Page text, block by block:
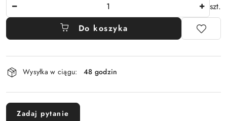
szt.
Do koszyka
Dostępność
i
dostawa
Wysyłka w ciągu: 48 godzin
Zadaj pytanie